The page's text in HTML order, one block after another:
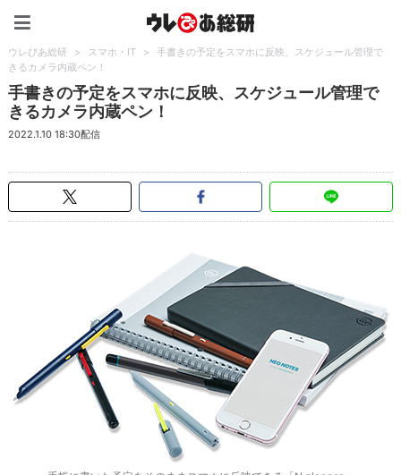
ウレぴあ総研 > スマホ・IT >
手書きの予定をスマホに反映、スケジュール管理で
きるカメラ内蔵ペン！
手書きの予定をスマホに反映、スケジュール管理で
きるカメラ内蔵ペン！
2022.1.10 18:30配信